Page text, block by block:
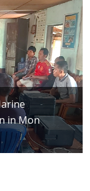
in Mon